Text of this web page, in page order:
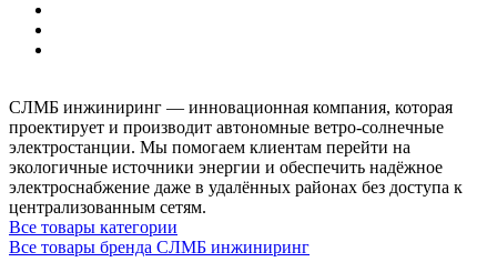
СЛМБ инжиниринг — инновационная компания, которая
проектирует и производит автономные ветро‑солнечные
электростанции. Мы помогаем клиентам перейти на
экологичные источники энергии и обеспечить надёжное
электроснабжение даже в удалённых районах без доступа к
централизованным сетям.
Все товары категории
Все товары бренда СЛМБ инжиниринг